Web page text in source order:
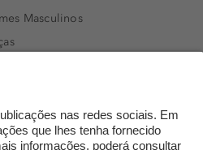
Masculinos